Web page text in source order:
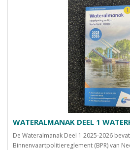
WATERALMANAK DEEL 1
De Wateralmanak Deel 1 2025-2026
Binnenvaartpolitiereglement (BPR) van